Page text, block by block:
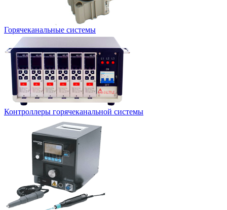
Горячеканальные системы
Контроллеры горячеканальной системы